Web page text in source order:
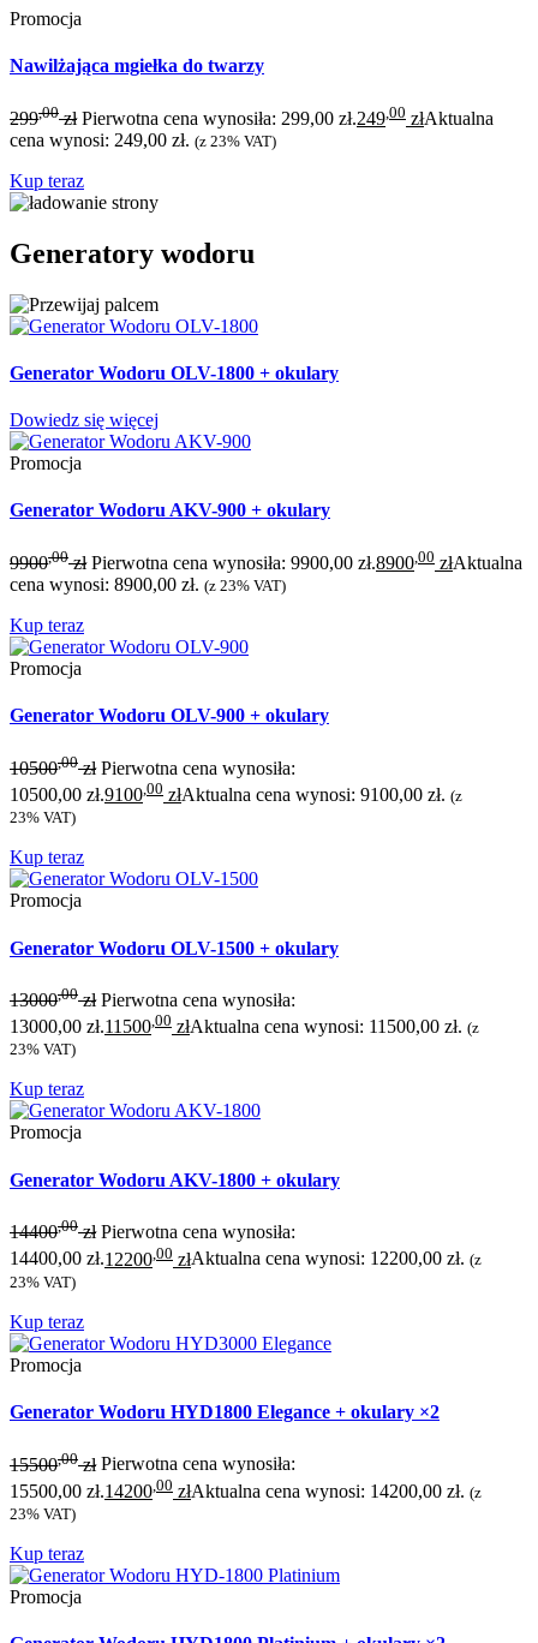
Promocja
Nawilżająca mgiełka do twarzy
299,00 zł Pierwotna cena wynosiła: 299,00 zł.249 ,00 złAktualna
cena wynosi: 249,00 zł. (z 23% VAT)
Kup teraz
Generatory wodoru
Generator Wodoru OLV-1800 + okulary
Dowiedz się więcej
Promocja
Generator Wodoru AKV-900 + okulary
9900,00 zł Pierwotna cena wynosiła: 9900,00 zł.8900 ,00 złAktualna
cena wynosi: 8900,00 zł. (z 23% VAT)
Kup teraz
Promocja
Generator Wodoru OLV-900 + okulary
10500,00 zł Pierwotna cena wynosiła:
10500,00 zł.9100 ,00 złAktualna cena wynosi: 9100,00 zł. (z
23% VAT)
Kup teraz
Promocja
Generator Wodoru OLV-1500 + okulary
13000,00 zł Pierwotna cena wynosiła:
13000,00 zł.11500,00 złAktualna cena wynosi: 11500,00 zł. (z
23% VAT)
Kup teraz
Promocja
Generator Wodoru AKV-1800 + okulary
14400,00 zł Pierwotna cena wynosiła:
14400,00 zł.12200 ,00 złAktualna cena wynosi: 12200,00 zł. (z
23% VAT)
Kup teraz
Promocja
Generator Wodoru HYD1800 Elegance + okulary ×2
15500,00 zł Pierwotna cena wynosiła:
15500,00 zł.14200 ,00 złAktualna cena wynosi: 14200,00 zł. (z
23% VAT)
Kup teraz
Promocja